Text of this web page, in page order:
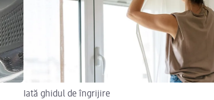
Iată ghidul de îngrijire